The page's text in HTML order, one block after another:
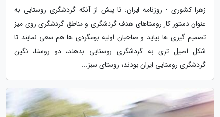
زهرا کشوری - روزنامه ایران: تا پیش از آنکه گردشگری روستایی به
عنوان دستور کار روستاهای هدف گردشگری و مناطق گردشگری روی میز
تصمیم گیری ها بیاید و صاحبان اولیه بومگردی ها هم سعی نمایند تا
شکل اصیل تری به گردشگری روستایی بدهند، دو روستا، نگین
گردشگری روستایی ایران بودند؛ روستای سبز...